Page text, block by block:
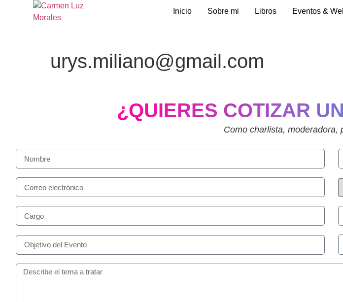
Inicio Sobre mi Libros Eventos &
urys.miliano@gmail.com
¿QUIERES COTIZAR
Como charlista, moderadora,